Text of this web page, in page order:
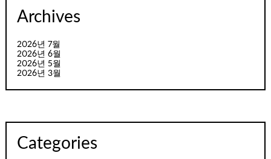
Archives
2026년 7월
2026년 6월
2026년 5월
2026년 3월
Categories